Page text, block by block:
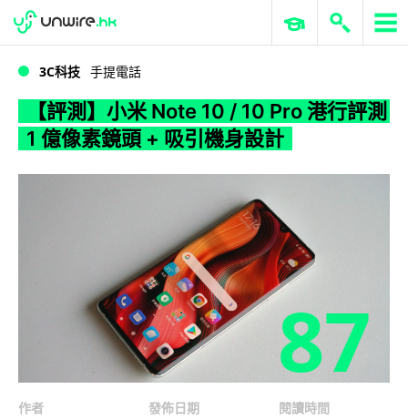
WWDC 2026 ERP 與商業 AI
3C科技 手提電話
【評測】小米 Note 10 / 10 Pro 港行評測
1 億像素鏡頭 + 吸引機身設計
87
作者
發佈日期
閱讀時間